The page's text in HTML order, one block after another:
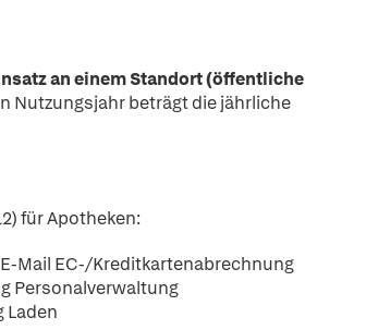
an einem Standort (öffentliche
Nutzungsjahr beträgt die jährliche
für Apotheken:
Mail EC-/Kreditkartenabrechnung
Personalverwaltung
Laden